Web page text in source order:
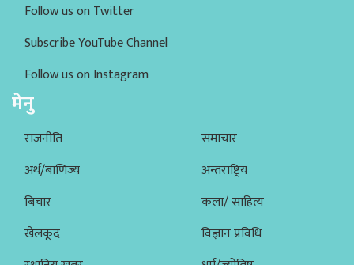
Follow us on Twitter
Subscribe YouTube Channel
Follow us on Instagram
मेनु
राजनीति
अर्थ/बाणिज्य
बिचार
खेलकूद
समाचार
अन्तराष्ट्रिय
कला/ साहित्य
विज्ञान प्रविधि